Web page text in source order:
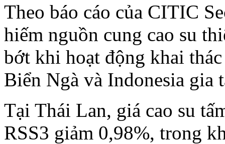
Theo báo cáo của CITIC
hiếm nguồn cung cao su
bớt khi hoạt động khai
Biển Ngà và Indonesia
Tại Thái Lan, giá cao su
RSS3 giảm 0,98%, trong